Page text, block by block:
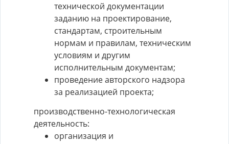
технической документации
заданию на проектирование,
стандартам, строительным
нормам и правилам, техническим
условиям и другим
исполнительным документам;
проведение авторского надзора
за реализацией проекта;
производственно-технологическая
деятельность:
организация и